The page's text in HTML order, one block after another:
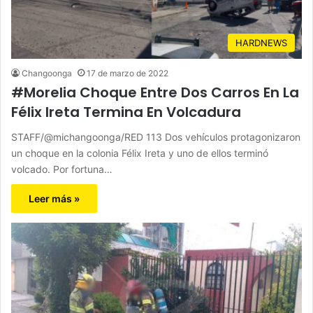
HARDNEWS
Changoonga 17 de marzo de 2022
#Morelia Choque Entre Dos Carros En La
Félix Ireta Termina En Volcadura
STAFF/@michangoonga/RED 113 Dos vehículos protagonizaron
un choque en la colonia Félix Ireta y uno de ellos terminó
volcado. Por fortuna…
Leer más »